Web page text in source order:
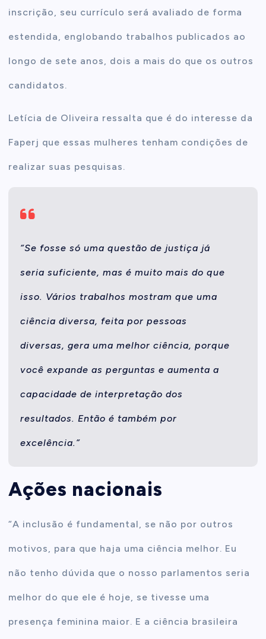
inscrição, seu currículo será avaliado de forma
estendida, englobando trabalhos publicados ao
longo de sete anos, dois a mais do que os outros
candidatos.
Letícia de Oliveira ressalta que é do interesse da
Faperj que essas mulheres tenham condições de
realizar suas pesquisas.
“Se fosse só uma questão de justiça já
seria suficiente, mas é muito mais do que
isso. Vários trabalhos mostram que uma
ciência diversa, feita por pessoas
diversas, gera uma melhor ciência, porque
você expande as perguntas e aumenta a
capacidade de interpretação dos
resultados. Então é também por
excelência.”
Ações nacionais
“A inclusão é fundamental, se não por outros
motivos, para que haja uma ciência melhor. Eu
não tenho dúvida que o nosso parlamentos seria
melhor do que ele é hoje, se tivesse uma
presença feminina maior. E a ciência brasileira